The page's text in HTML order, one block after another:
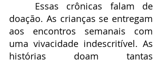
doação. As crianças se entregam
aos encontros semanais com
uma vivacidade indescritível. As
histórias doam tantas